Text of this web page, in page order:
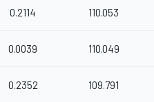
0.2114 110.053
0.0039 110.049
0.2352 109.791